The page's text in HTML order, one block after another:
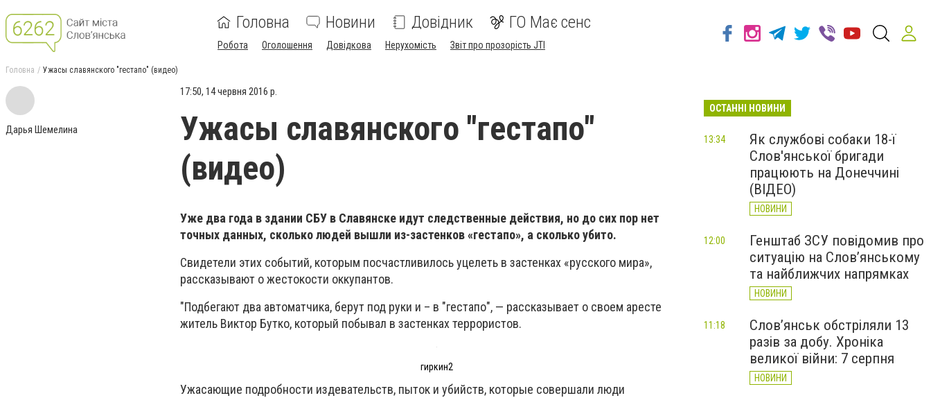
Головна Новини Довідник ГО Має сенс
Робота Оголошення Довідкова Нерухомість Звіт про прозорість JTI
Головна Ужасы славянского "гестапо" (видео)
Дарья Шемелина
17:50, 14 червня 2016 р.
Ужасы славянского "гестапо"
(видео)
Уже два года в здании СБУ в Славянске идут следственные действия, но до сих пор нет
точных данных, сколько людей вышли из-застенков «гестапо», а сколько убито.
Свидетели этих событий, которым посчастливилось уцелеть в застенках «русского мира»,
рассказывают о жестокости оккупантов.
"Подбегают два автоматчика, берут под руки и – в "гестапо", — рассказывает о своем аресте
житель Виктор Бутко, который побывал в застенках террористов.
гиркин2
Ужасающие подробности издевательств, пыток и убийств, которые совершали люди
ОСТАННІ НОВИНИ
Як службові собаки 18-ї
Слов'янської бригади
працюють на Донеччині
(ВІДЕО)
НОВИНИ
13:34
Генштаб ЗСУ повідомив про
ситуацію на Слов’янському
та найближчих напрямках
НОВИНИ
12:00
Слов’янськ обстріляли 13
разів за добу. Хроніка
великої війни: 7 серпня
НОВИНИ
11:18